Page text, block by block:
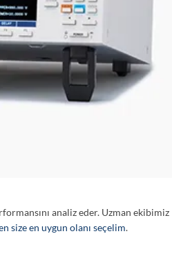
analiz eder. Uzman ekibimiz
size en uygun olanı seçelim.